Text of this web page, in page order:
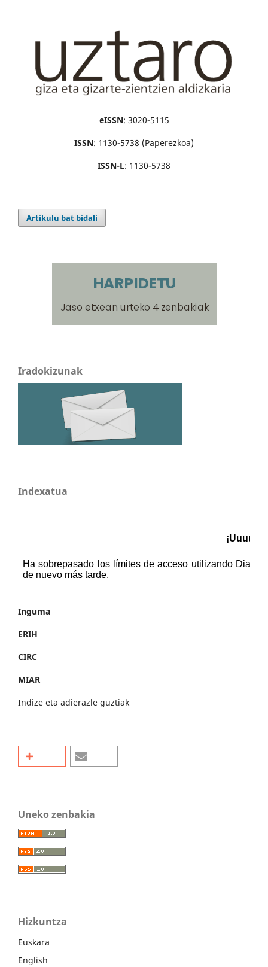
eISSN: 3020-5115
ISSN: 1130-5738 (Paperezkoa)
ISSN-L: 1130-5738
Artikulu bat bidali
Iradokizunak
Indexatua
Inguma
ERIH
CIRC
MIAR
Indize eta adierazle guztiak
Uneko zenbakia
Hizkuntza
Euskara
English